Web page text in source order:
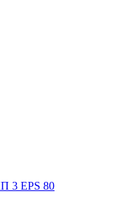
3 EPS 80